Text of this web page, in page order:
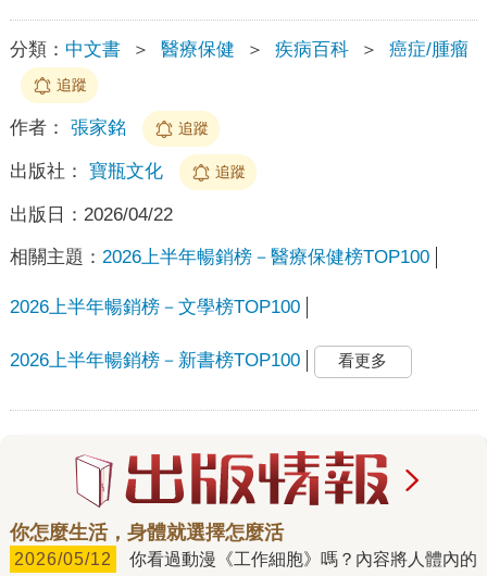
分類： 中文書 ＞ 醫療保健 ＞ 疾病百科 ＞ 癌症/腫瘤
追蹤
作者： 張家銘 追蹤
出版社： 寶瓶文化 追蹤
出版日： 2026/04/22
相關主題： 2026上半年暢銷榜－醫療保健榜TOP100
2026上半年暢銷榜－文學榜TOP100
2026上半年暢銷榜－新書榜TOP100 看更多
你怎麼生活，身體就選擇怎麼活
2026/05/12